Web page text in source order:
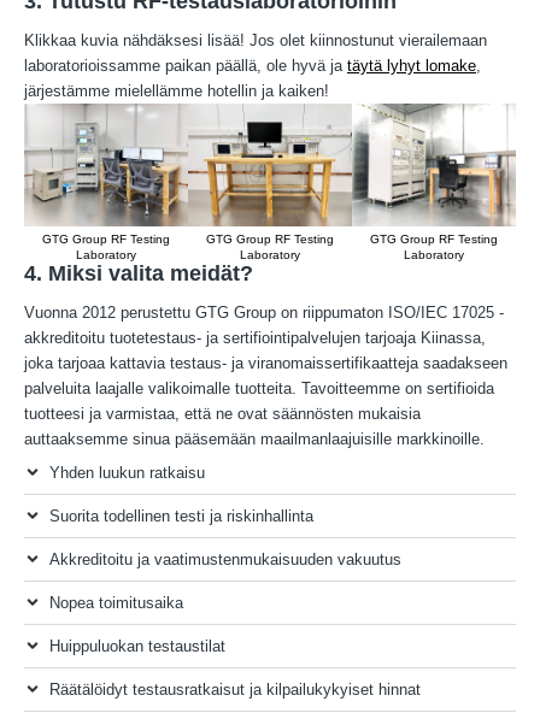
Klikkaa kuvia nähdäksesi lisää! Jos olet kiinnostunut vierailemaan
laboratorioissamme paikan päällä, ole hyvä ja täytä lyhyt lomake,
järjestämme mielellämme hotellin ja kaiken!
GTG Group RF Testing
Laboratory
GTG Group RF Testing
Laboratory
GTG Group RF Testing
Laboratory
4. Miksi valita meidät?
Vuonna 2012 perustettu GTG Group on riippumaton ISO/IEC 17025 -
akkreditoitu tuotetestaus- ja sertifiointipalvelujen tarjoaja Kiinassa,
joka tarjoaa kattavia testaus- ja viranomaissertifikaatteja saadakseen
palveluita laajalle valikoimalle tuotteita. Tavoitteemme on sertifioida
tuotteesi ja varmistaa, että ne ovat säännösten mukaisia ​​
auttaaksemme sinua pääsemään maailmanlaajuisille markkinoille.
Yhden luukun ratkaisu
Suorita todellinen testi ja riskinhallinta
Akkreditoitu ja vaatimustenmukaisuuden vakuutus
Nopea toimitusaika
Huippuluokan testaustilat
Räätälöidyt testausratkaisut ja kilpailukykyiset hinnat